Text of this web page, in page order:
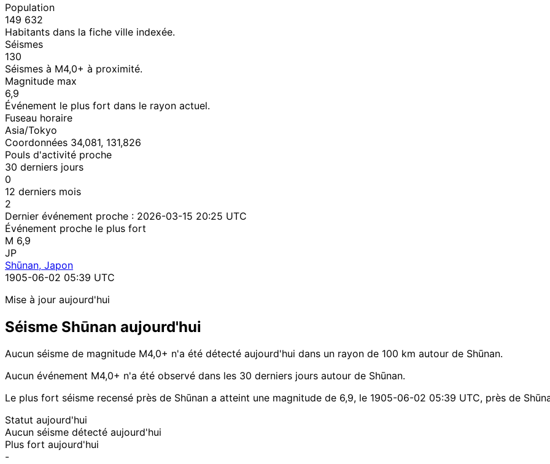
Population
149 632
Habitants dans la fiche ville indexée.
Séismes
130
Séismes à M4,0+ à proximité.
Magnitude max
6,9
Événement le plus fort dans le rayon actuel.
Fuseau horaire
Asia/Tokyo
Coordonnées 34,081, 131,826
Pouls d'activité proche
30 derniers jours
0
12 derniers mois
2
Dernier événement proche : 2026-03-15 20:25 UTC
Événement proche le plus fort
M 6,9
JP
Shūnan, Japon
1905-06-02 05:39 UTC
Mise à jour aujourd'hui
Séisme Shūnan aujourd'hui
Aucun séisme de magnitude M4,0+ n'a été détecté aujourd'hui dans un rayon de 100 km autour de Shūnan.
Aucun événement M4,0+ n'a été observé dans les 30 derniers jours autour de Shūnan.
Le plus fort séisme recensé près de Shūnan a atteint une magnitude de 6,9, le 1905-06-02 05:39 UTC, près de
Statut aujourd'hui
Aucun séisme détecté aujourd'hui
Plus fort aujourd'hui
-